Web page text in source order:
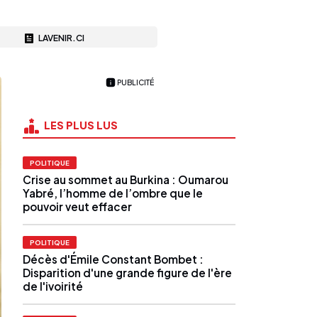
LAVENIR.CI
PUBLICITÉ
LES PLUS LUS
POLITIQUE
Crise au sommet au Burkina : Oumarou
Yabré, l’homme de l’ombre que le
pouvoir veut effacer
POLITIQUE
Décès d'Émile Constant Bombet :
Disparition d'une grande figure de l'ère
de l'ivoirité